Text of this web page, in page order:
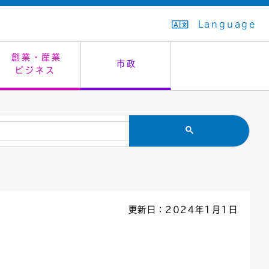
Language
創業・産業
ビジネス
市政
生活排水
市民安全
教育委員会
入学式・卒業式
救急・夜間診療
感染症
施設予約（まつぼっくり）
はたちの集い
指定管理者制度
公共事業の技術監理
議会
オープンデータ
更新日：2024年1月1日